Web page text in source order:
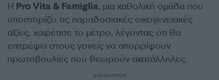
Η Pro Vita & Famiglia, μια καθολική ομάδα που
υποστηρίζει τις παραδοσιακές οικογενειακές
αξίες, χαιρέτισε το μέτρο, λέγοντας ότι θα
επιτρέψει στους γονείς να απορρίψουν
πρωτοβουλίες που θεωρούν ακατάλληλες.
ΔΙΑΦΗΜΙΣΗ